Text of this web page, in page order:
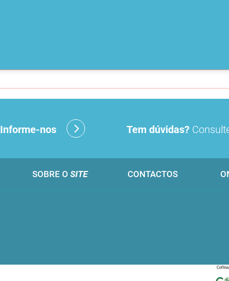
Informe-nos Tem dúvidas?
SOBRE O SITE CONTACTOS